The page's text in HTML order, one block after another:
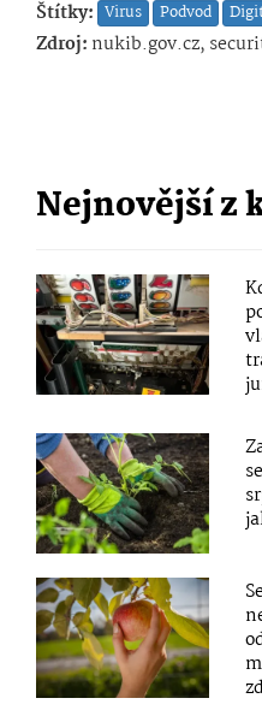
Štítky: Virus Podvod
Zdroj: nukib.gov.cz,
Nejnovější z